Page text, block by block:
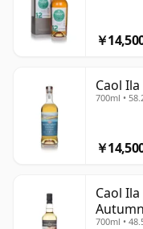
￥
Caol
700ml •
￥
Caol
700ml •